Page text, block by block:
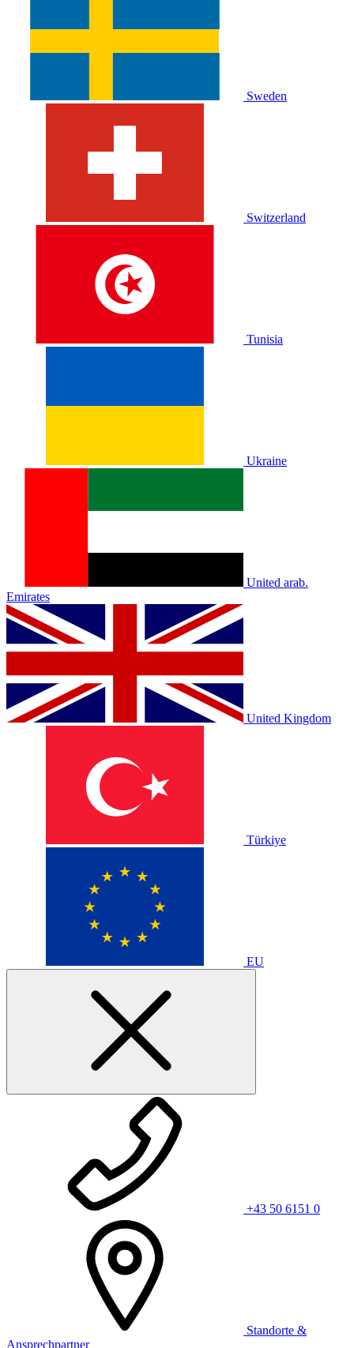
Sweden
Switzerland
Tunisia
Ukraine
United arab.
Emirates
United Kingdom
Türkiye
EU
+43 50 6151 0
Standorte &
Ansprechpartner